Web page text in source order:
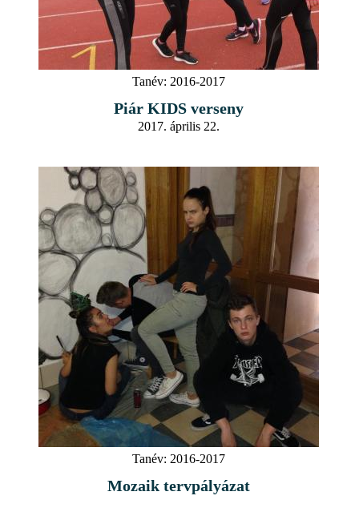
Tanév: 2016-2017
Piár KIDS verseny
2017. április 22.
Tanév: 2016-2017
Mozaik tervpályázat